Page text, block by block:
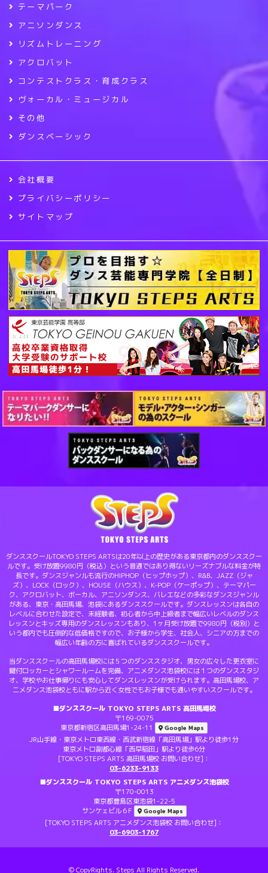
テーマパーク
アニソンダンス
リズムトレーニング
アクロバット
コンテストクラス・育成クラス
ヴォーカル・ミュージカル
その他
ダンスベーシック
会社概要
プライバシーポリシー
サイトマップ
ダンススクールTOKYO STEPS ARTSは20年以上の歴史がある東京都内のダンススクー
ルです。受け放題9980円（税込）という普通ではあり得ないリーズナブルな料金が特
長です。ダンスジャンルも流行のHIPHOP（ヒップホップ）、R&B、JAZZ（ジャ
ズ）、LOCK（ロック）、HOUSE（ハウス）、K-POP（ケーポップ）、テーマパー
ク、アクロバット、ボーカル、アニソンダンス、バレエなどの多彩なダンスジャンル
がある、東京・高田馬場、池袋にあるダンススクールです。ダンスレッスンは各自の
レベルに合わせた設定で、未経験者、初心者から中上級者まで幅広いレベルのダンス
レッスンとキッズ専用のダンスレッスンもあり、1ヶ月受け放題で9980円（税別）と
いう都内でも圧倒的な低価格ですので、お子様から学生、社会人、シニアの方までの
幅広い年齢の方に喜ばれているダンススクールです。
当ダンススクールの高田馬場校には５つのダンススタジオ、男女の広々した更衣室に
鍵付ロッカーとシャワールームを完備、アニメダンス池袋校には１つのダンススタジ
オ、学校やお仕事帰りにも安心してダンスレッスンが受けられます。高田馬場校、ア
ニメダンス池袋校ともに駅から近く女性でもお子様でも通いやすいスクールです。
■ダンススクール TOKYO STEPS ARTS 高田馬場校
〒169-0075
東京都新宿区高田馬場1-24-11
Google Maps
JR山手線・東京メトロ東西線・西武新宿線「高田馬場」駅より徒歩1分
東京メトロ副都心線「西早稲田」駅より徒歩6分
[TOKYO STEPS ARTS 高田馬場校 お問い合わせ]：
03-6233-9133
■ダンススクール TOKYO STEPS ARTS アニメダンス池袋校
〒170-0013
東京都豊島区東池袋1-22-5
サンケェビル６F
Google Maps
[TOKYO STEPS ARTS アニメダンス池袋校 お問い合わせ]：
03-6903-1767
© CopyRights. Steps All Rights Reserved.